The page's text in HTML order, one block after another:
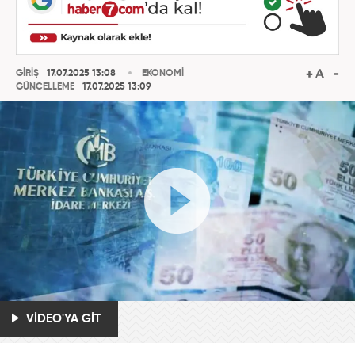
GİRİŞ
17.07.2025 13:08
GÜNCELLEME
17.07.2025 13:09
EKONOMİ
VİDEO'YA GİT